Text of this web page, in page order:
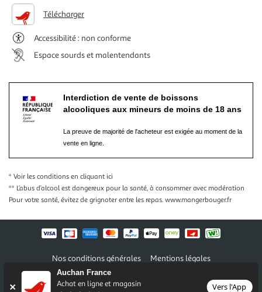
Auchan France
Achat en ligne et magasin
Vers l'App
Télécharger
Accessibilité : non conforme
Espace sourds et malentendants
Interdiction de vente de boissons
alcooliques aux mineurs de moins de 18 ans
La preuve de majorité de l'acheteur est exigée au moment de la
vente en ligne.
* Voir les conditions en cliquant ici
** L’abus d’alcool est dangereux pour la santé, à consommer avec modération
Pour votre santé, évitez de grignoter entre les repas. www.mangerbouger.fr
Nos conditions générales
Mentions légales
Conditions des offres et promotions
Politique de confidentialité
Informations légales marketplace